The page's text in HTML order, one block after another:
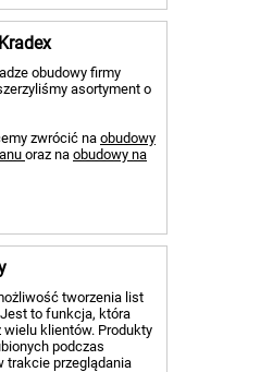
obudowy firmy
asortyment o
zwrócić naobudowy
oraz na obudowy na
tworzenia list
to funkcja, która
wielu klientów. Produkty
podczas
trakcie przeglądania